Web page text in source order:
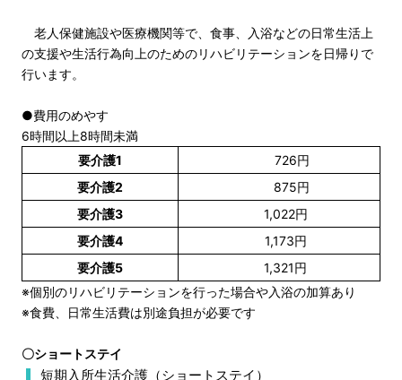
老人保健施設や医療機関等で、食事、入浴などの日常生活上
の支援や生活行為向上のためのリハビリテーションを日帰りで
行います。
●費用のめやす
6時間以上8時間未満
要介護1
726円
要介護2
875円
要介護3
1,022円
要介護4
1,173円
要介護5
1,321円
※個別のリハビリテーションを行った場合や入浴の加算あり
※食費、日常生活費は別途負担が必要です
〇ショートステイ
短期入所生活介護（ショートステイ）